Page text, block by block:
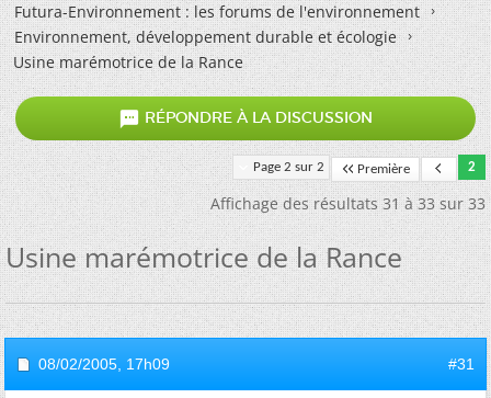
Futura-Environnement : les forums de l'environnement
Environnement, développement durable et écologie
Usine marémotrice de la Rance
 RÉPONDRE À LA DISCUSSION
Page 2 sur 2 Première 2
Affichage des résultats 31 à 33 sur 33
Usine marémotrice de la Rance
08/02/2005, 17h09 #31